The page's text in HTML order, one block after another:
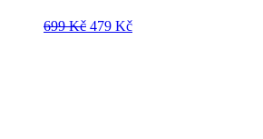
699Kč Původní
479 KčAktuální